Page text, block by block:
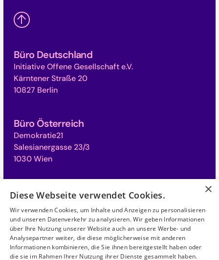
Büro Deutschland
Initiative Offene Gesellschaft e.V.
Kärntener Straße 20
10827 Berlin
Büro Österreich
Demokratie21
Salesianergasse 23/3
1030 Wien
Büro Schweiz
Monbijoustrasse 31
3011 Bern
×
Diese Webseite verwendet Cookies.
Wir verwenden Cookies, um Inhalte und Anzeigen zu personalisieren
und unseren Datenverkehr zu analysieren. Wir geben Informationen
über Ihre Nutzung unserer Website auch an unsere Werbe- und
Analysepartner weiter, die diese möglicherweise mit anderen
Informationen kombinieren, die Sie ihnen bereitgestellt haben oder
die sie im Rahmen Ihrer Nutzung ihrer Dienste gesammelt haben.